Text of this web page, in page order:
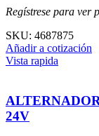
Regístrese para ver
SKU: 4687875
Añadir a cotización
Vista rapida
24V